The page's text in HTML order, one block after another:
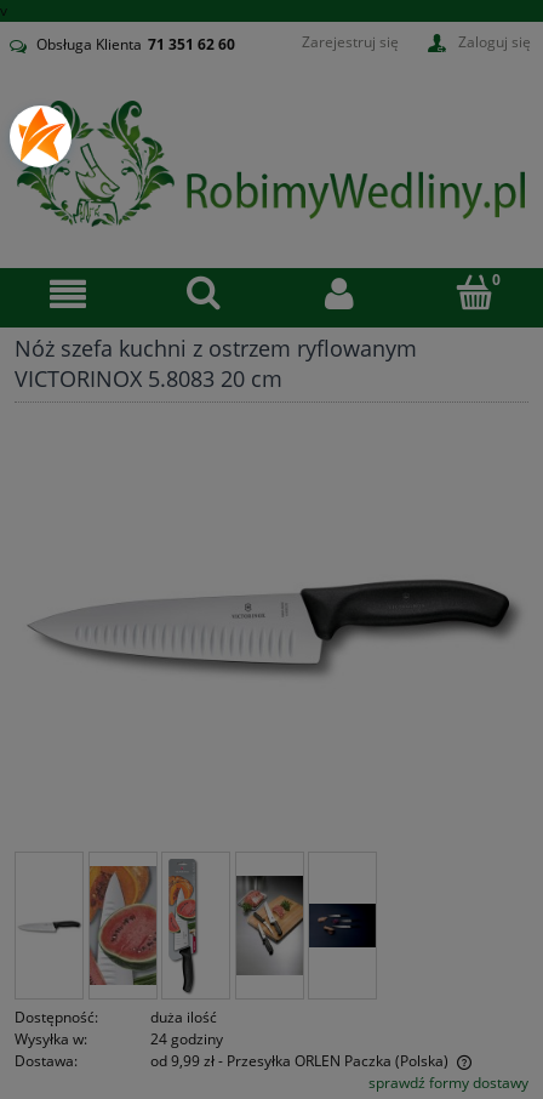
v
Obsługa Klienta 71 351 62 60 Zarejestruj się Zaloguj się
Nóż szefa kuchni z ostrzem ryflowanym
VICTORINOX 5.8083 20 cm
Dostępność:
duża ilość
Wysyłka w:
24 godziny
Dostawa:
od 9,99 zł- Przesyłka ORLEN Paczka (Polska)
Cena nie zawiera ewentualnych kosztów płatnościsprawdź formy dostawy